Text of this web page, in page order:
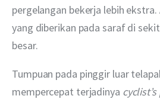
pergelangan bekerja lebih
yang diberikan pada saraf di
besar.
Tumpuan pada pinggir luar
mempercepat terjadinya